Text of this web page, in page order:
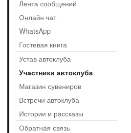
Лента сообщений
Онлайн чат
WhatsApp
Гостевая книга
Устав автоклуба
Участники автоклуба
Магазин сувениров
Встречи автоклуба
Истории и рассказы
Обратная связь